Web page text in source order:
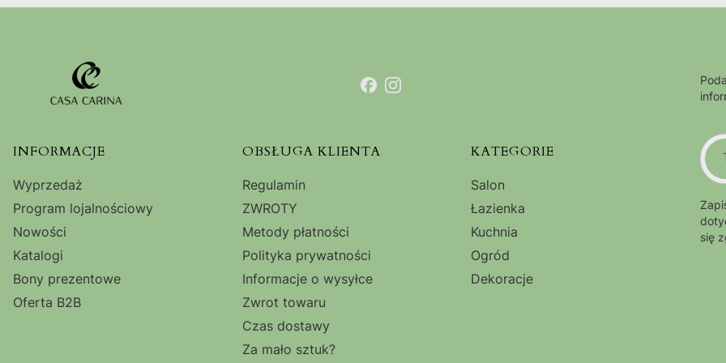
Linki w stopce
INFORMACJE
Wyprzedaż
Program lojalnościowy
Nowości
Katalogi
Bony prezentowe
Oferta B2B
OBSŁUGA KLIENTA
Regulamin
ZWROTY
Metody płatności
Polityka prywatności
Informacje o wysyłce
Zwrot towaru
Czas dostawy
Za mało sztuk?
KATEGORIE
Salon
Łazienka
Kuchnia
Ogród
Dekoracje
się